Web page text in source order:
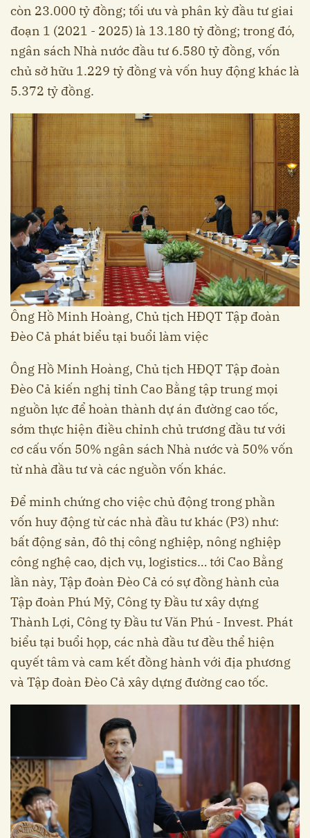
còn 23.000 tỷ đồng; tối ưu và phân kỳ đầu tư giai
đoạn 1 (2021 - 2025) là 13.180 tỷ đồng; trong đó,
ngân sách Nhà nước đầu tư 6.580 tỷ đồng, vốn
chủ sở hữu 1.229 tỷ đồng và vốn huy động khác là
5.372 tỷ đồng.
Ông Hồ Minh Hoàng, Chủ tịch HĐQT Tập đoàn
Đèo Cả phát biểu tại buổi làm việc
Ông Hồ Minh Hoàng, Chủ tịch HĐQT Tập đoàn
Đèo Cả kiến nghị tỉnh Cao Bằng tập trung mọi
nguồn lực để hoàn thành dự án đường cao tốc,
sớm thực hiện điều chỉnh chủ trương đầu tư với
cơ cấu vốn 50% ngân sách Nhà nước và 50% vốn
từ nhà đầu tư và các nguồn vốn khác.
Để minh chứng cho việc chủ động trong phần
vốn huy động từ các nhà đầu tư khác (P3) như:
bất động sản, đô thị công nghiệp, nông nghiệp
công nghệ cao, dịch vụ, logistics… tới Cao Bằng
lần này, Tập đoàn Đèo Cả có sự đồng hành của
Tập đoàn Phú Mỹ, Công ty Đầu tư xây dựng
Thành Lợi, Công ty Đầu tư Văn Phú - Invest. Phát
biểu tại buổi họp, các nhà đầu tư đều thể hiện
quyết tâm và cam kết đồng hành với địa phương
và Tập đoàn Đèo Cả xây dựng đường cao tốc.